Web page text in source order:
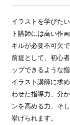
イラストを学びた
ト講師には高い作
キルが必要不可欠
前提として、初心
ップできるような
イラスト講師に求
わせた指導力、分
ンを高める力、そ
挙げられます。